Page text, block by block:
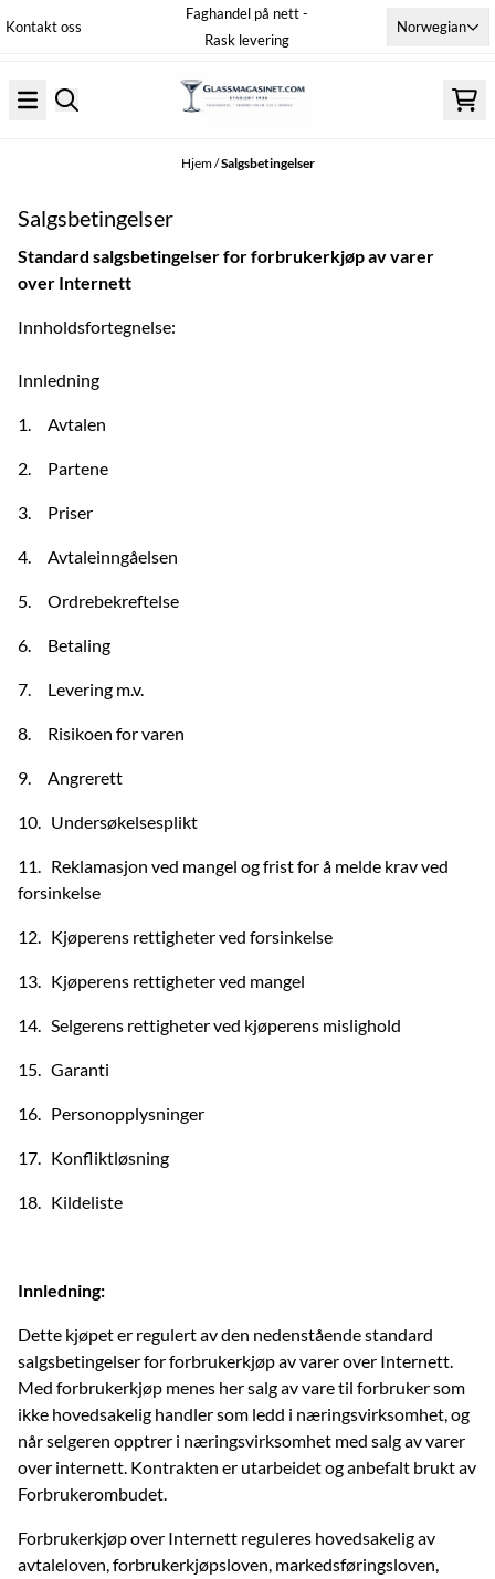
Hopp til innhold
Kontakt oss
Faghandel på nett -
Rask levering
Norwegian
Hjem/Salgsbetingelser
Salgsbetingelser
Standard salgsbetingelser for forbrukerkjøp av varer
over Internett
Innholdsfortegnelse:
Innledning
1. Avtalen
2. Partene
3. Priser
4. Avtaleinngåelsen
5. Ordrebekreftelse
6. Betaling
7. Levering m.v.
8. Risikoen for varen
9. Angrerett
10. Undersøkelsesplikt
11. Reklamasjon ved mangel og frist for å melde krav ved
forsinkelse
12. Kjøperens rettigheter ved forsinkelse
13. Kjøperens rettigheter ved mangel
14. Selgerens rettigheter ved kjøperens mislighold
15. Garanti
16. Personopplysninger
17. Konfliktløsning
18. Kildeliste
Innledning:
Dette kjøpet er regulert av den nedenstående standard
salgsbetingelser for forbrukerkjøp av varer over Internett.
Med forbrukerkjøp menes her salg av vare til forbruker som
ikke hovedsakelig handler som ledd i næringsvirksomhet, og
når selgeren opptrer i næringsvirksomhet med salg av varer
over internett. Kontrakten er utarbeidet og anbefalt brukt av
Forbrukerombudet.
Forbrukerkjøp over Internett reguleres hovedsakelig av
avtaleloven, forbrukerkjøpsloven, markedsføringsloven,